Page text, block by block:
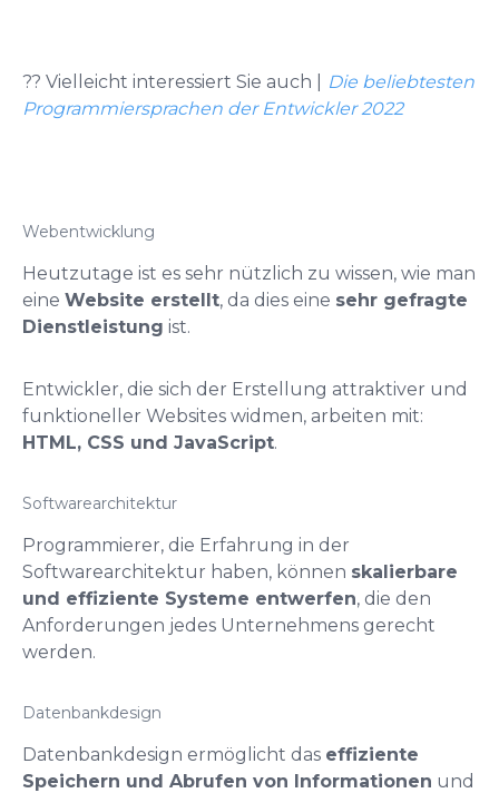
?? Vielleicht interessiert Sie auch
Die beliebtesten
Programmiersprachen der Entwickler 2022
Webentwicklung
Heutzutage ist es sehr nützlich zu wissen, wie man
eine Website erstellt, da dies eine sehr gefragte
Dienstleistung ist.
Entwickler, die sich der Erstellung attraktiver und
funktioneller Websites widmen, arbeiten mit:
HTML, CSS und JavaScript.
Softwarearchitektur
Programmierer, die Erfahrung in der
Softwarearchitektur haben, können skalierbare
und effiziente Systeme entwerfen, die den
Anforderungen jedes Unternehmens gerecht
werden.
Datenbankdesign
Datenbankdesign ermöglicht das effiziente
Speichern und Abrufen von Informationen und